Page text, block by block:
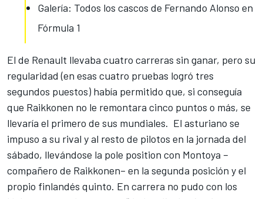
Galería: Todos los cascos de Fernando Alonso en
Fórmula 1
El de Renault llevaba cuatro carreras sin ganar, pero su
regularidad (en esas cuatro pruebas logró tres
segundos puestos) había permitido que, si conseguía
que Raikkonen no le remontara cinco puntos o más, se
llevaría el primero de sus mundiales. El asturiano se
impuso a su rival y al resto de pilotos en la jornada del
sábado, llevándose la pole position con Montoya –
compañero de Raikkonen– en la segunda posición y el
propio finlandés quinto. En carrera no pudo con los